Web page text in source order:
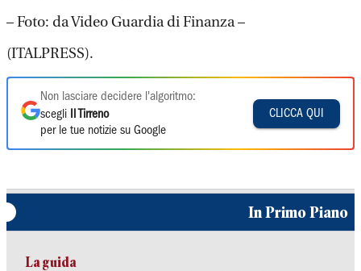
– Foto: da Video Guardia di Finanza –
(ITALPRESS).
Non lasciare decidere l'algoritmo:
scegli
Il Tirreno
per le tue notizie su Google
CLICCA QUI
In Primo Piano
La guida